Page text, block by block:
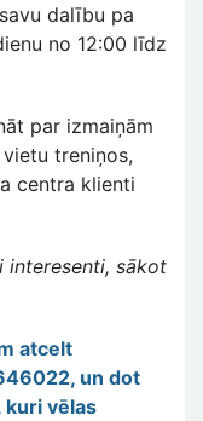
dalību pa
no 12:00 līdz
par izmaiņām
treniņos,
centra klienti
interesenti, sākot
atcelt
un dot
kuri vēlas